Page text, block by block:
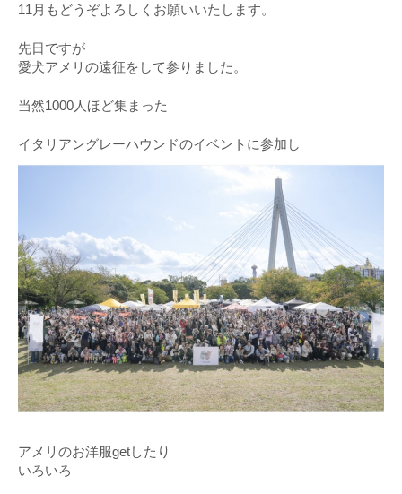
11月もどうぞよろしくお願いいたします。
先日ですが
愛犬アメリの遠征をして参りました。
当然1000人ほど集まった
イタリアングレーハウンドのイベントに参加し
アメリのお洋服getしたり
いろいろ